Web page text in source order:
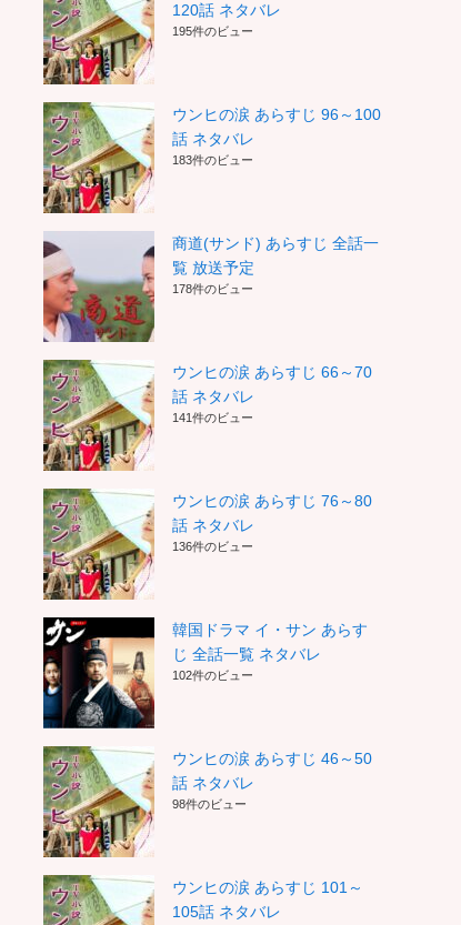
120話 ネタバレ
195件のビュー
ウンヒの涙 あらすじ 96～100
話 ネタバレ
183件のビュー
商道(サンド) あらすじ 全話一
覧 放送予定
178件のビュー
ウンヒの涙 あらすじ 66～70
話 ネタバレ
141件のビュー
ウンヒの涙 あらすじ 76～80
話 ネタバレ
136件のビュー
韓国ドラマ イ・サン あらす
じ 全話一覧 ネタバレ
102件のビュー
ウンヒの涙 あらすじ 46～50
話 ネタバレ
98件のビュー
ウンヒの涙 あらすじ 101～
105話 ネタバレ